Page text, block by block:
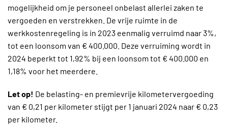
mogelijkheid om je personeel onbelast allerlei zaken te
vergoeden en verstrekken. De vrije ruimte in de
werkkostenregeling is in 2023 eenmalig verruimd naar 3%,
tot een loonsom van € 400.000. Deze verruiming wordt in
2024 beperkt tot 1,92% bij een loonsom tot € 400.000 en
1,18% voor het meerdere.
Let op! De belasting- en premievrije kilometervergoeding
van € 0,21 per kilometer stijgt per 1 januari 2024 naar € 0,23
per kilometer.